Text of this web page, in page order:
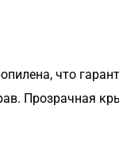
что
Прозрачная